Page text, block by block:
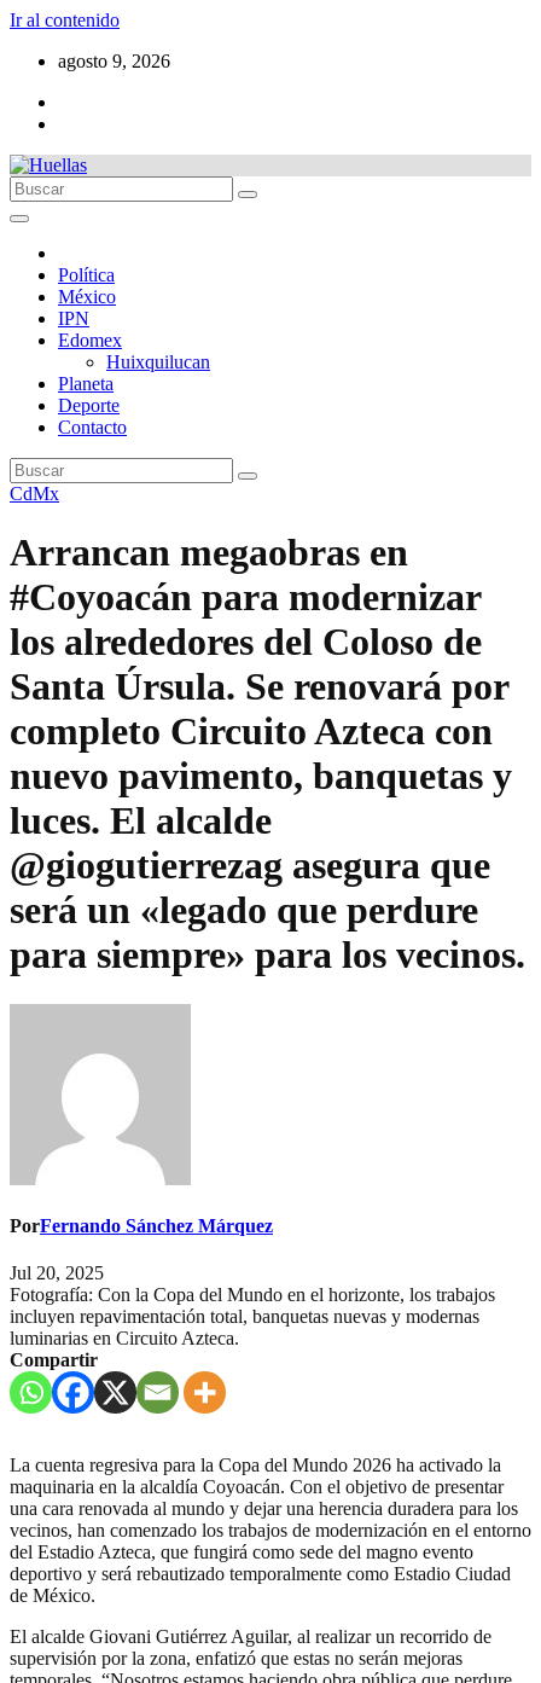
Ir al contenido
agosto 9, 2026
Política
México
IPN
Edomex
Huixquilucan
Planeta
Deporte
Contacto
CdMx
Arrancan megaobras en
#Coyoacán para modernizar
los alrededores del Coloso de
Santa Úrsula. Se renovará por
completo Circuito Azteca con
nuevo pavimento, banquetas y
luces. El alcalde
@giogutierrezag asegura que
será un «legado que perdure
para siempre» para los vecinos.
PorFernando Sánchez Márquez
Jul 20, 2025
Fotografía: Con la Copa del Mundo en el horizonte, los trabajos
incluyen repavimentación total, banquetas nuevas y modernas
luminarias en Circuito Azteca.
Compartir
La cuenta regresiva para la Copa del Mundo 2026 ha activado la
maquinaria en la alcaldía Coyoacán. Con el objetivo de presentar
una cara renovada al mundo y dejar una herencia duradera para los
vecinos, han comenzado los trabajos de modernización en el entorno
del Estadio Azteca, que fungirá como sede del magno evento
deportivo y será rebautizado temporalmente como Estadio Ciudad
de México.
El alcalde Giovani Gutiérrez Aguilar, al realizar un recorrido de
supervisión por la zona, enfatizó que estas no serán mejoras